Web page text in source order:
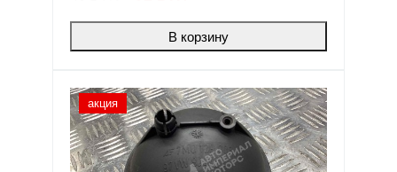
В корзину
акция